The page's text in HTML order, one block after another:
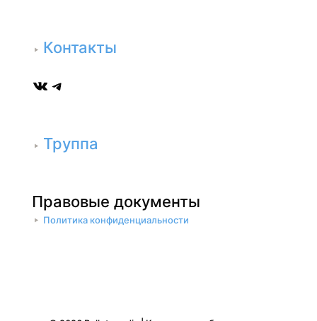
Контакты
ВКонтакте
Telegram
Труппа
Правовые документы
Политика конфиденциальности